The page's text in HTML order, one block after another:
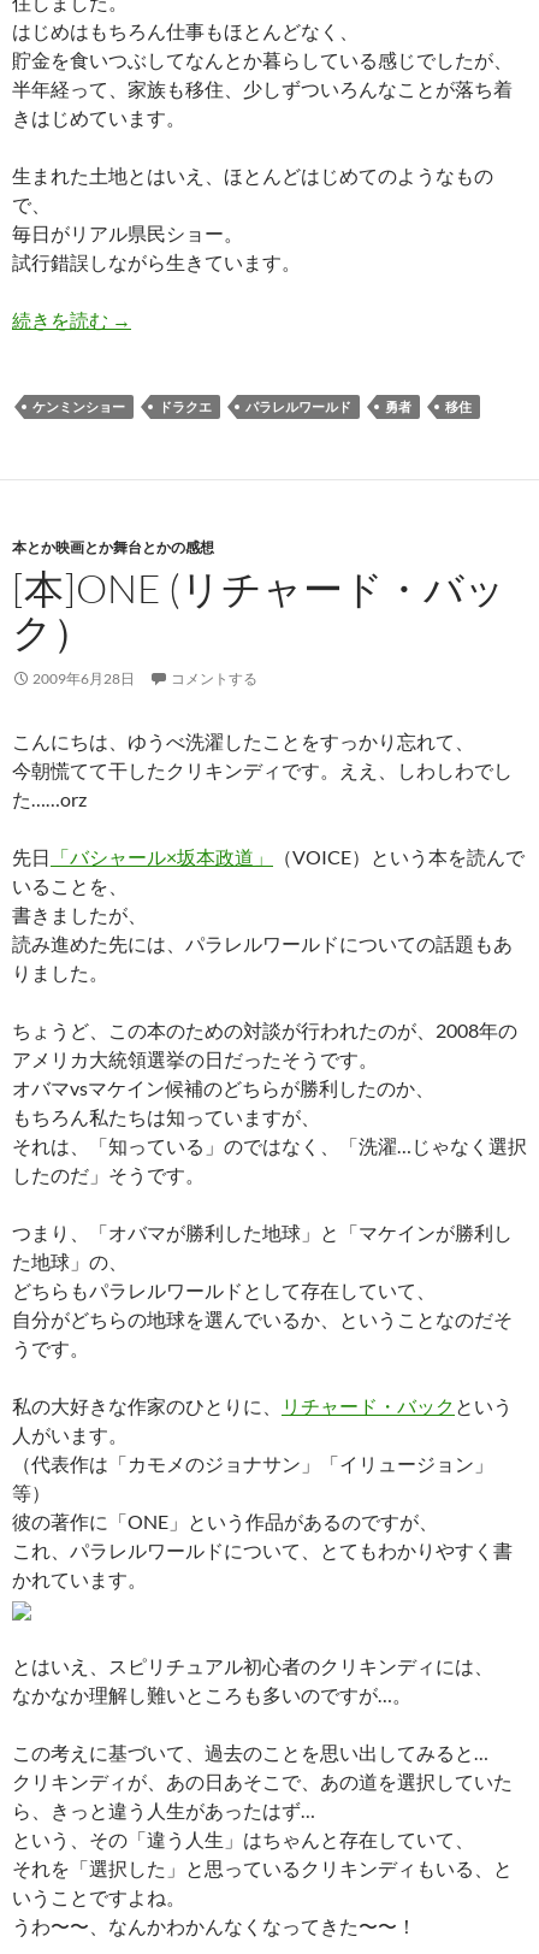
はじめはもちろん仕事もほとんどなく、
貯金を食いつぶしてなんとか暮らしている感じでしたが、
半年経って、家族も移住、少しずついろんなことが落ち着
きはじめています。
生まれた土地とはいえ、ほとんどはじめてのようなもの
で、
毎日がリアル県民ショー。
試行錯誤しながら生きています。
続きを読む 移住しました その22「パラレルワールドと勇
→
ケンミンショー ドラクエ パラレルワールド 勇者 移住
本とか映画とか舞台とかの感想
[本]ONE (リチャード・バッ
ク）
2009年6月28日 コメントする
こんにちは、ゆうべ洗濯したことをすっかり忘れて、
今朝慌てて干したクリキンディです。ええ、しわしわでし
た……orz
先日 「バシャール×坂本政道」
（VOICE）という本を読んで
いることを、
書きましたが、
読み進めた先には、パラレルワールドについての話題もあ
りました。
ちょうど、この本のための対談が行われたのが、2008年の
アメリカ大統領選挙の日だったそうです。
オバマvsマケイン候補のどちらが勝利したのか、
もちろん私たちは知っていますが、
それは、「知っている」のではなく、「洗濯…じゃなく選択
したのだ」そうです。
つまり、「オバマが勝利した地球」と「マケインが勝利し
た地球」の、
どちらもパラレルワールドとして存在していて、
自分がどちらの地球を選んでいるか、ということなのだそ
うです。
私の大好きな作家のひとりに、 リチャード・バック という
人がいます。
（代表作は「カモメのジョナサン」「イリュージョン」
等）
彼の著作に「ONE」という作品があるのですが、
これ、パラレルワールドについて、とてもわかりやすく書
かれています。
とはいえ、スピリチュアル初心者のクリキンディには、
なかなか理解し難いところも多いのですが…。
この考えに基づいて、過去のことを思い出してみると…
クリキンディが、あの日あそこで、あの道を選択していた
ら、きっと違う人生があったはず…
という、その「違う人生」はちゃんと存在していて、
それを「選択した」と思っているクリキンディもいる、と
いうことですよね。
うわ〜〜、なんかわかんなくなってきた〜〜！